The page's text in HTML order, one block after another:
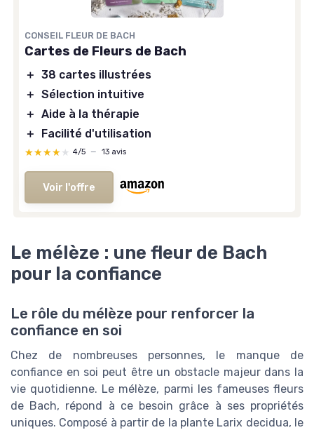
CONSEIL FLEUR DE BACH
Cartes de Fleurs de Bach
＋ 38 cartes illustrées
＋ Sélection intuitive
＋ Aide à la thérapie
＋
Facilité d'utilisation
★★★★★
★★★★★ 4/5 — 13 avis
Voir l'offre
Le mélèze : une fleur de Bach
pour la confiance
Le rôle du mélèze pour renforcer la
confiance en soi
Chez de nombreuses personnes, le manque de
confiance en soi peut être un obstacle majeur dans la
vie quotidienne. Le mélèze, parmi les fameuses fleurs
de Bach, répond à ce besoin grâce à ses propriétés
uniques. Composé à partir de la plante Larix decidua, le